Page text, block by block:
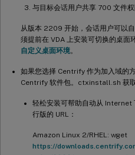
与目标会话用户共享 700 文件权
从版本 2209 开始，会话用户可以
须提前在 VDA 上安装可切换的桌面
自定义桌面环境。
如果您选择 Centrify 作为加入域的
Centrify 软件包。ctxinstall.sh 获
轻松安装可帮助自动从 Internet
行版的 URL：
Amazon Linux 2/RHEL: wget
https://